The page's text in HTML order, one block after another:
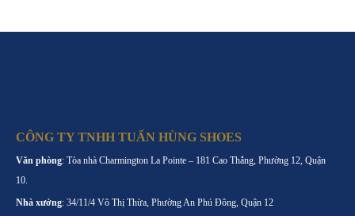
CÔNG TY TNHH TUẤN HÙNG SHOES
Văn phòng: Tòa nhà Charmington La Pointe – 181 Cao Thắng, Phường 12, Quận
10.
Nhà xưởng: 34/11/4 Võ Thị Thừa, Phường An Phú Đông, Quận 12